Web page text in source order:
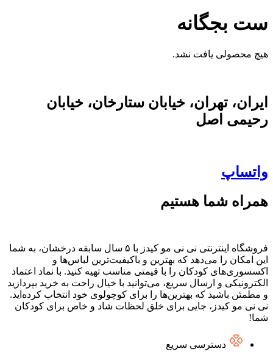
ست بجگانه
هیچ محصولی یافت نشد.
ایران، تهران، خیابان ستارخان، خیابان
رحیمی اصل
واتساپ
همراه شما هستیم
فروشگاه اینترنتی نی نی مو کیدز با ۵ سال سابقه درخشان، به شما
این امکان را می‌دهد که بهترین و باکیفیت‌ترین لباس‌ها و
اکسسوری‌های کودکان را با قیمتی مناسب تهیه کنید. با نماد اعتماد
الکترونیکی و ارسال سریع، می‌توانید با خیال راحت به خرید بپردازید
و مطمئن باشید که بهترین‌ها را برای کوچولوی خود انتخاب کرده‌اید.
نی نی مو کیدز، جایی برای خلق لحظات شاد و خاص برای کودکان
شما!
دسترسی سریع